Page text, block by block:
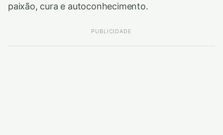
paixão, cura e autoconhecimento.
PUBLICIDADE